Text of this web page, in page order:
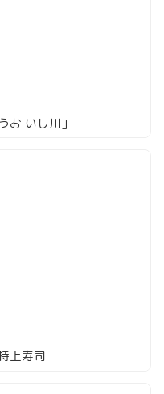
お いし川」
上寿司